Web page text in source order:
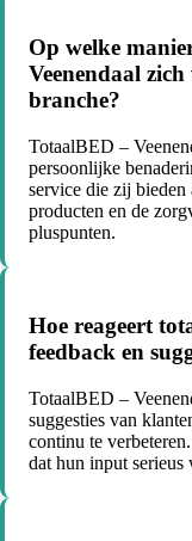
Op welke
Veenendaal
branche?
TotaalBED –
persoonlijke
service die zij
producten en de
pluspunten.
Hoe reageert
feedback en
TotaalBED –
suggesties van
continu te
dat hun input serieus